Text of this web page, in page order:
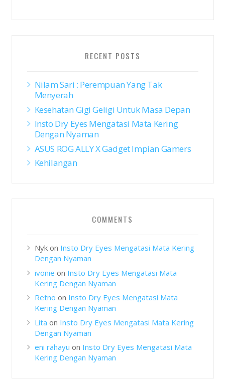
RECENT POSTS
Nilam Sari : Perempuan Yang Tak
Menyerah
Kesehatan Gigi Geligi Untuk Masa Depan
Insto Dry Eyes Mengatasi Mata Kering
Dengan Nyaman
ASUS ROG ALLY X Gadget Impian Gamers
Kehilangan
COMMENTS
Nykon Insto Dry Eyes Mengatasi Mata Kering
Dengan Nyaman
ivonie on Insto Dry Eyes Mengatasi Mata
Kering Dengan Nyaman
Retno on Insto Dry Eyes Mengatasi Mata
Kering Dengan Nyaman
Lita on Insto Dry Eyes Mengatasi Mata Kering
Dengan Nyaman
eni rahayu on Insto Dry Eyes Mengatasi Mata
Kering Dengan Nyaman